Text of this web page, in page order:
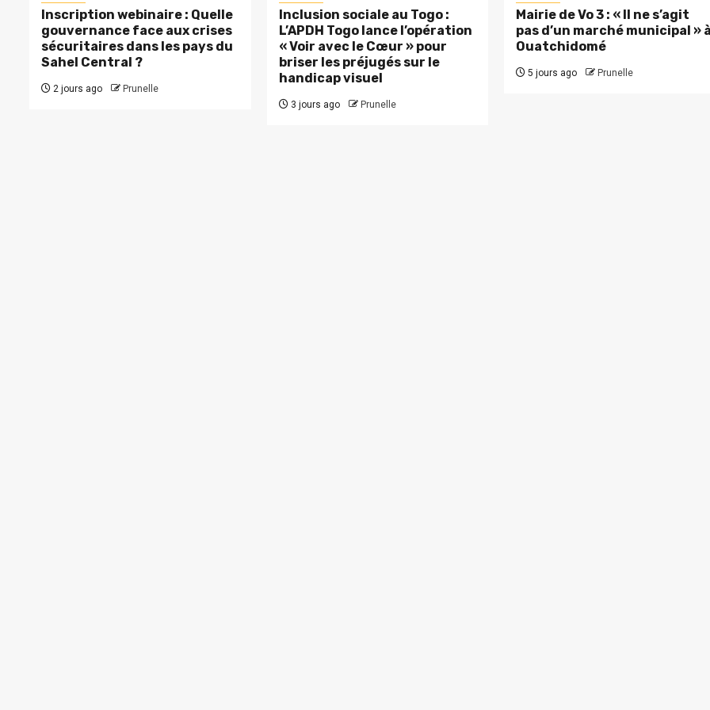
Inscription webinaire : Quelle
gouvernance face aux crises
sécuritaires dans les pays du
Sahel Central ?
2 jours ago Prunelle
Inclusion sociale au Togo :
L’APDH Togo lance l’opération
« Voir avec le Cœur » pour
briser les préjugés sur le
handicap visuel
3 jours ago Prunelle
Mairie de Vo 3 : « Il ne s’agit
pas d’un marché municipal »
Ouatchidomé
5 jours ago Prunelle